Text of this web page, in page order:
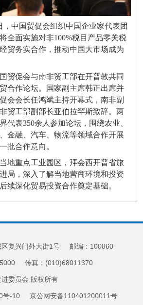
，中国贸促会组织中国企业家代表团
全面实施对非100%税目产品零关税
贸务实合作，推动中国大市场成为
贸促会与南非贸工部在开普敦共同
合作论坛。国家副主席韩正出席并
会会长任鸿斌主持开幕式，南非副
贸工部副部长亚伯拉罕斯致辞。两
代表350余人参加论坛，围绕农业、
金融、汽车、物流等领域合作开展
批合作意向。
地重点工业园区，拜会西开普省旅
局，深入了解当地营商环境和投资
续深化贸易投资合作奠定基础。
区复兴门外大街1号 邮编：100860
传真：(010)68011370
委员会 版权所有
号-10 京公网安备110401200011号